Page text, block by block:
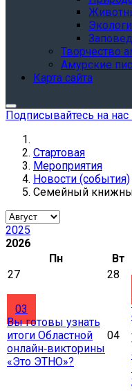
Творчество
Амурские
Карта сайта
Подписывайтесь на
Стартовая
Мероприятия
Новости (события)
Семейный
2025
2026
Пн
Вт
27
28
03
Вы готовы узнать
итоги Областной
онлайн‑викторины
«Это ЭТНО»?
04